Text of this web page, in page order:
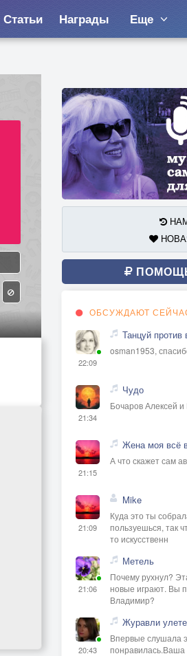
Статьи Награды Еще
ОБСУЖДАЮТ
22:09
Танцуй против
osman1953,
21:34
Чудо
Бочаров Алексей
21:15
Жена моя всё
А что скажет сам
21:09
Mike
Куда это ты
пользуешься, так
то искусственн
21:06
Метель
Почему рухнул?
новые играют. Вы
Владимир?
20:43
Журавли
Впервые слушала
понравилась.Ваша